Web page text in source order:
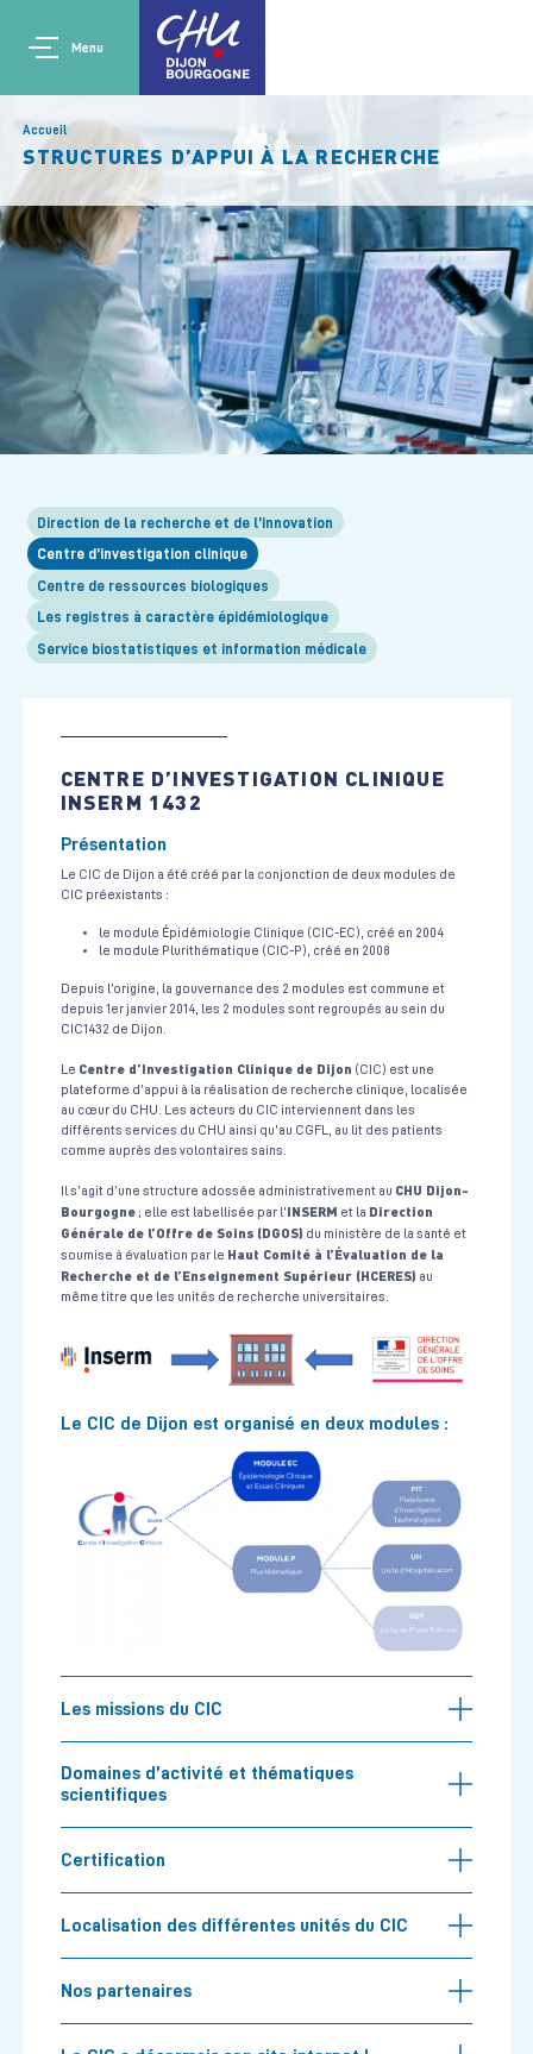
Aller au contenu principal
Main navigation
Menu
Accueil
STRUCTURES D’APPUI À LA RECHERCHE
Direction de la recherche et de l’innovation
Centre d’investigation clinique
Centre de ressources biologiques
Les registres à caractère épidémiologique
Service biostatistiques et information médicale
CENTRE D’INVESTIGATION CLINIQUE
INSERM 1432
Présentation
Le CIC de Dijon a été créé par la conjonction de deux modules de
CIC préexistants :
le module Épidémiologie Clinique (CIC-EC), créé en 2004
le module Plurithématique (CIC-P), créé en 2008
Depuis l’origine, la gouvernance des 2 modules est commune et
depuis 1er janvier 2014, les 2 modules sont regroupés au sein du
CIC1432 de Dijon.
Le Centre d’Investigation Clinique de Dijon (CIC) est une
plateforme d’appui à la réalisation de recherche clinique, localisée
au cœur du CHU. Les acteurs du CIC interviennent dans les
différents services du CHU ainsi qu’au CGFL, au lit des patients
comme auprès des volontaires sains.
Il s’agit d’une structure adossée administrativement au CHU Dijon-
Bourgogne; elle est labellisée par l’INSERM et la Direction
Générale de l’Offre de Soins (DGOS) du ministère de la santé et
soumise à évaluation par le Haut Comité à l’Évaluation de la
Recherche et de l’Enseignement Supérieur (HCERES) au
même titre que les unités de recherche universitaires.
Le CIC de Dijon est organisé en deux modules :
Les missions du CIC
Domaines d’activité et thématiques
scientifiques
Certification
Localisation des différentes unités du CIC
Nos partenaires
Panneau de gestion des cookies